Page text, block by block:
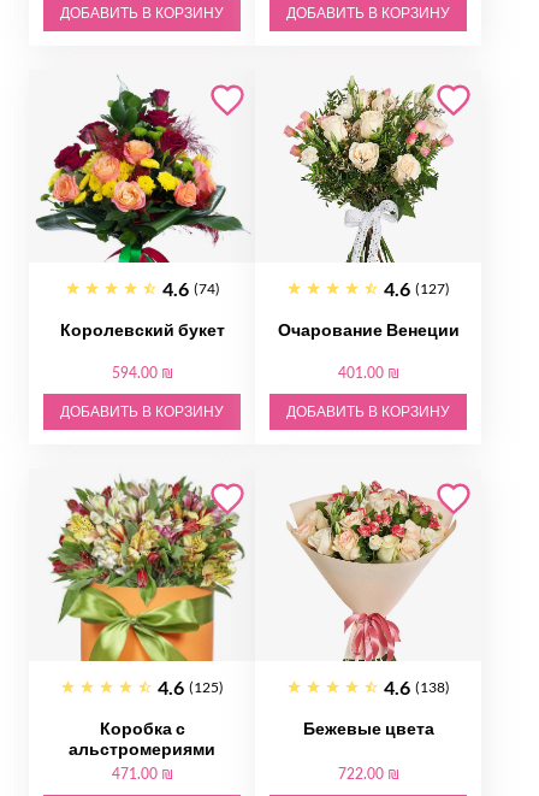
ДОБАВИТЬ В КОРЗИНУ ДОБАВИТЬ В КОРЗИНУ
4.6 (74)
Королевский букет
594.00 ₪
ДОБАВИТЬ В КОРЗИНУ
4.6 (127)
Очарование Венеции
401.00 ₪
ДОБАВИТЬ В КОРЗИНУ
4.6 (125)
Коробка с
альстромериями
471.00 ₪
4.6 (138)
Бежевые цвета
722.00 ₪